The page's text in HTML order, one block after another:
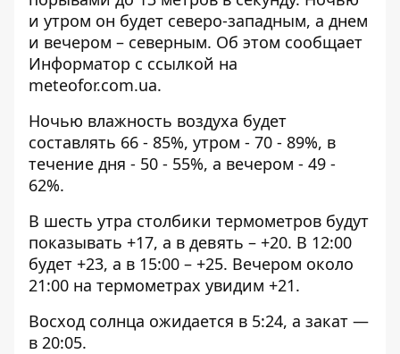
и утром он будет северо-западным, а днем
​​и вечером – северным. Об этом сообщает
Информатор с ссылкой на
meteofor.com.ua.
Ночью влажность воздуха будет
составлять 66 - 85%, утром - 70 - 89%, в
течение дня - 50 - 55%, а вечером - 49 -
62%.
В шесть утра столбики термометров будут
показывать +17, а в девять – +20. В 12:00
будет +23, а в 15:00 – +25. Вечером около
21:00 на термометрах увидим +21.
Восход солнца ожидается в 5:24, а закат —
в 20:05.